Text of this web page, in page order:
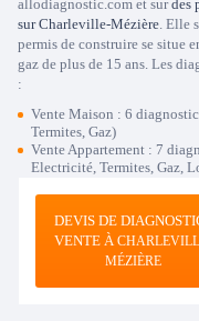
allodiagnostic.com et surdes
sur Charleville-Mézière. Elle
permis de construire se situe
gaz de plus de 15 ans. Les
:
Vente Maison : 6
Termites, Gaz)
Vente Appartement : 7
Electricité, Termites, Gaz,
DEVIS DE
VENTE À
MÉZIÈRE